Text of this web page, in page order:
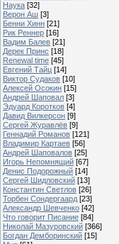
Наука [32]
Верон Аш [3]
Бенни Хинн [21]
Рик Реннер [16]
Вадим Балев [21]
Дерек Принс [18]
Renewal time [45]
Евгений Тайц [14]
Виктор Судаков [10]
Алексей Осокин [15]
Андрей Шаповал [3]
Эдуард Коротков [4]
Давид Вилкерсон [9]
Сергей Журавлёв [9]
Геннадий Романов [121]
Владимир Картаев [56]
Андрей Шаповалов [25]
Игорь Непомнящий [67]
Денис Подорожный [14]
Сергей Шидловский [13]
Константин Светлов [26]
Торбен Сондергаард [23]
Александр Шевченко [42]
Что говорит Писание [84]
Николай Мазуровский [366]
Богдан Демборинский [15]